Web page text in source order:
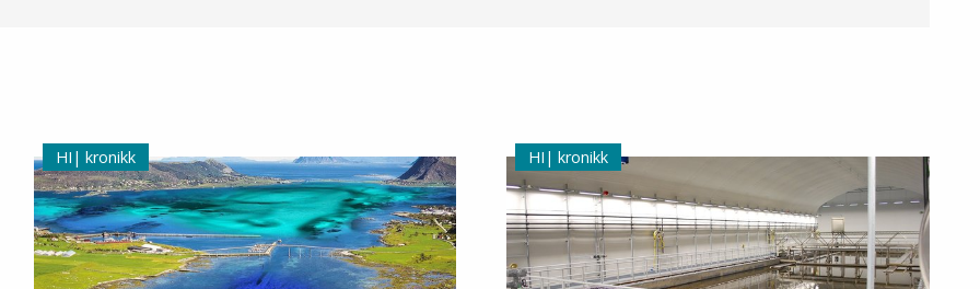
kronikk kronikk